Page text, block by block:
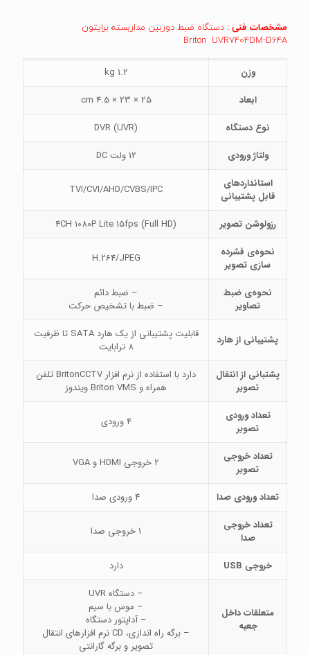
مشخصات فنی : دستگاه ضبط دوربین مداربسته برایتون
Briton UVR7404DM-D64A
وزن
1.2 kg
ابعاد
25 × 23 × 4.5 cm
نوع دستگاه
(DVR (UVR
ولتاژ ورودی
12 ولت DC
استانداردهای
قابل پشتیبانی
TVI/CVI/AHD/CVBS/IPC
رزولوشن تصویر
(4CH 1080P Lite 15fps (Full HD
نحوه‌ی فشرده
سازی تصویر
H.264/JPEG
نحوه‌ی ضبط
تصاویر
– ضبط دائم
– ضبط با تشخیص حرکت
پشتیبانی از هارد
قابلیت پشتیبانی از یک هارد SATA تا ظرفیت
8 ترابایت
پشتبانی از انتقال
تصویر
دارد با استفاده از نرم افزار BritonCCTV تلفن
همراه و Briton VMS ویندوز
تعداد ورودی
تصویر
4 ورودی
تعداد خروجی
تصویر
2 خروجی HDMI و VGA
تعداد ورودی صدا
4 ورودی صدا
تعداد خروجی
صدا
1 خروجی صدا
خروجی دارد
متعلقات داخل
جعبه
– دستگاه UVR
– موس با سیم
– آداپتور دستگاه
– برگه راه اندازی، CD نرم افزارهای انتقال
تصویر و برگه گارانتی